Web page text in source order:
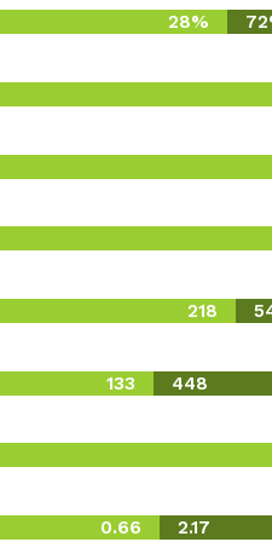
28%
218
133 448
0.66 2.17